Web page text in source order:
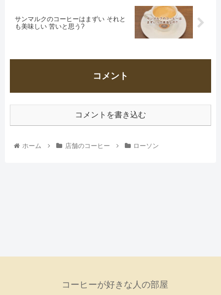
サンマルクのコーヒーはまずい それと
も美味しい 苦いと思う?
コメント
コメントを書き込む
ホーム 店舗のコーヒー ローソン
コーヒーが好きな人の部屋